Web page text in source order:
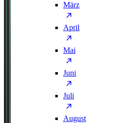
März
April
Mai
Juni
Juli
August